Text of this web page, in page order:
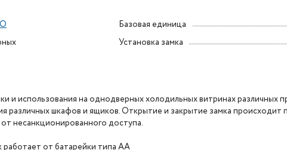
Базовая единица
Установка замка
и использования на однодверных холодильных витринах различных
различных шкафов и ящиков. Открытие и закрытие замка происходит
несанкционированного доступа.
от батарейки типа АА